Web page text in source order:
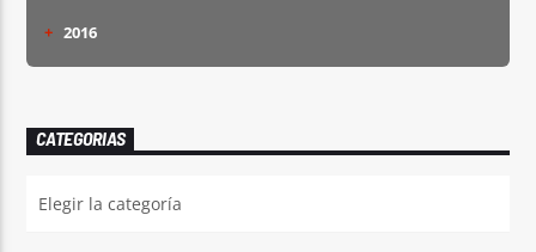
+ 2016
CATEGORIAS